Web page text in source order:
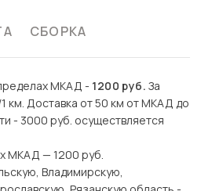
СБОРКА
МКАД - 1200 руб. За
км. Доставка от 50 км от МКАД до
- 3000 руб. осуществляется
МКАД — 1200 руб.
Владимирскую,